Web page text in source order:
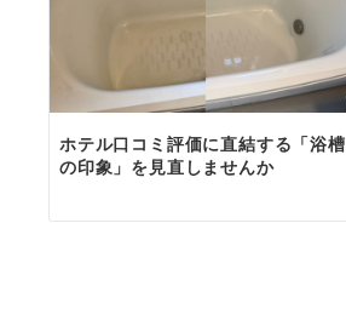
ホテル口コミ評価に直結する「浴槽
の印象」を見直しませんか